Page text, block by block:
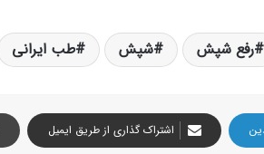
رفع شپش شپش طب ایرانی
اشتراک گذاری از طریق ایمیل